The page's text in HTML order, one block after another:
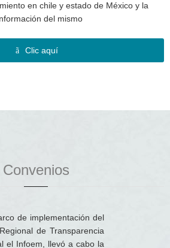
en chile y estado de México y la
del mismo
Clic aquí
Convenios
de implementación del
de Transparencia
el Infoem, llevó a cabo la